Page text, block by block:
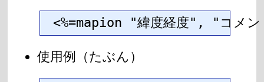
<%=mapion "緯度経度", "コメン
使用例（たぶん）